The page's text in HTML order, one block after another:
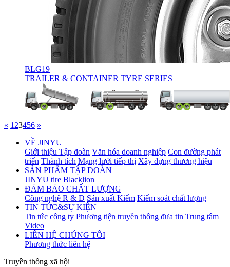
BLG19
TRAILER & CONTAINER TYRE SERIES
« 1 23456 »
VỀ JINYU
Giới thiệu Tập đoàn Văn hóa doanh nghiệp Con đường phát
triển Thành tích Mạng lưới tiếp thị Xây dựng thương hiệu
SẢN PHẨM TẬP ĐOÀN
JINYU tire Blacklion
ĐẢM BẢO CHẤT LƯỢNG
Công nghệ R & D Sản xuất Kiểm Kiểm soát chất lượng
TIN TỨC&SỰ KIỆN
Tin tức công ty Phương tiện truyền thông đưa tin Trung tâm
Video
LIÊN HỆ CHÚNG TÔI
Phương thức liên hệ
Truyền thông xã hội